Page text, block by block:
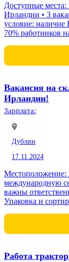
Доступные места:
Ирландии • 3 вакансии
условие: наличие
Вакансия на
Ирландии!
Зарплата:
Дублин
17.11.2024
Местоположение: Дублин,
международную
важны ответственность
Упаковка и
Условия...
Работа